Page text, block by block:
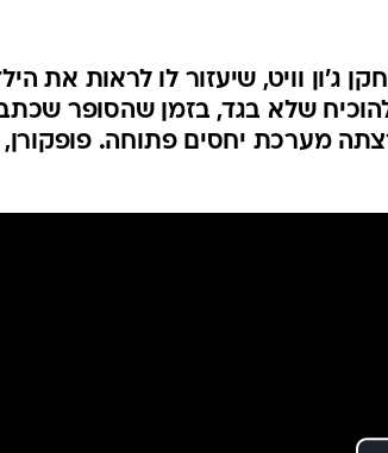
וויט, שיעזור לו לראות את
שלא בגד, בזמן שהסופר
מערכת יחסים פתוחה. פופקורן,